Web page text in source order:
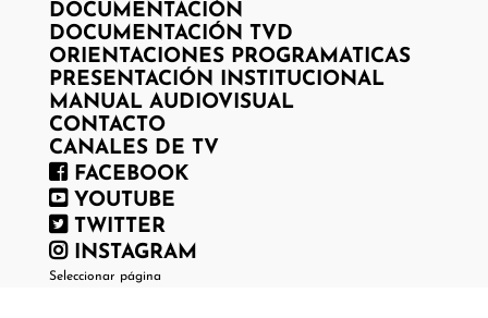
DOCUMENTACIÓN
DOCUMENTACIÓN TVD
ORIENTACIONES PROGRAMATICAS
PRESENTACIÓN INSTITUCIONAL
MANUAL AUDIOVISUAL
CONTACTO
CANALES DE TV
FACEBOOK
YOUTUBE
TWITTER
INSTAGRAM
Seleccionar página